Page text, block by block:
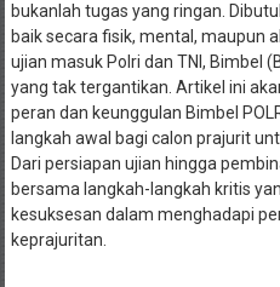
bukanlah tugas yang ringan.
baik secara fisik, mental, maupun
ujian masuk Polri dan TNI, Bimbel
yang tak tergantikan. Artikel ini
peran dan keunggulan Bimbel
langkah awal bagi calon prajurit
Dari persiapan ujian hingga
bersama langkah-langkah kritis
kesuksesan dalam menghadapi
keprajuritan.